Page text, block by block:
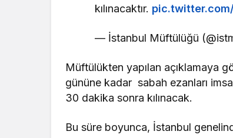
kılınacaktır.
— İstanbul Müftülüğü
Müftülükten yapılan açıklamaya
gününe kadar sabah ezanları
30 dakika sonra kılınacak.
Bu süre boyunca, İstanbul